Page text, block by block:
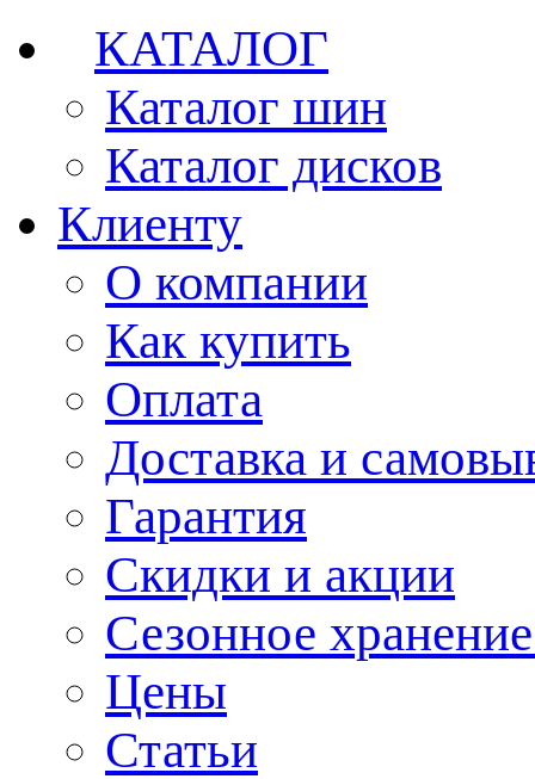
КАТАЛОГ
Каталог шин
Каталог дисков
Клиенту
О компании
Как купить
Оплата
Доставка и
Гарантия
Скидки и акции
Сезонное
Цены
Статьи